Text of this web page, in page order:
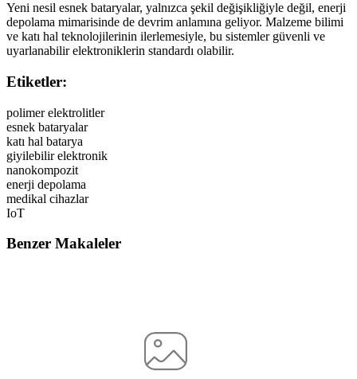
Yeni nesil esnek bataryalar, yalnızca şekil değişikliğiyle değil, enerji
depolama mimarisinde de devrim anlamına geliyor. Malzeme bilimi
ve katı hal teknolojilerinin ilerlemesiyle, bu sistemler güvenli ve
uyarlanabilir elektroniklerin standardı olabilir.
Etiketler:
polimer elektrolitler
esnek bataryalar
katı hal batarya
giyilebilir elektronik
nanokompozit
enerji depolama
medikal cihazlar
IoT
Benzer Makaleler